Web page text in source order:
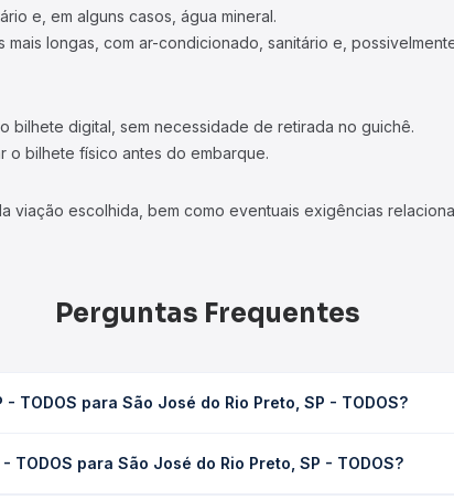
e, em alguns casos, água mineral.
longas, com ar-condicionado, sanitário e,
bilhete digital, sem necessidade de retirada no guichê.
o bilhete físico antes do embarque.
viação escolhida, bem como eventuais exigências
Perguntas Frequentes
TODOS para São José do Rio Preto, SP - TODOS?
Na Quero Passagem você consulta os horários
para São José do Rio Preto, SP - TODOS?